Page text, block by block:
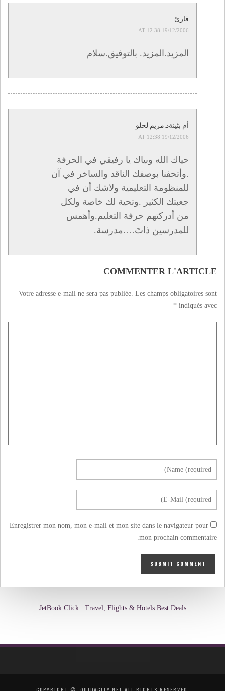
قارئ
19/12/2006 AT 12:38
المزيد.المزيد. بالتوفيق.سلام
أم بثينةد.مريم لحلو
19/12/2006 AT 12:38
حياك الله وبياك يا رفيقي في الحرفة
.وأتحفنا بوصفك الناقد والساخر في آن
للمنظومة التعليمية ولاشك أن في
جعبتك الكثير .وتحية لك خاصة ولكل
من أدركتهم حرفة التعليم.وأهمس
للمدرسين ذاتَ….مدرسة.
COMMENTER L'ARTICLE
Votre adresse e-mail ne sera pas publiée. Les champs obligatoires sont
indiqués avec
*
Enregistrer mon nom, mon e-mail et mon site dans le navigateur pour
mon prochain commentaire.
JetBook.Click : Travel, Flights & Hotels Best Deals